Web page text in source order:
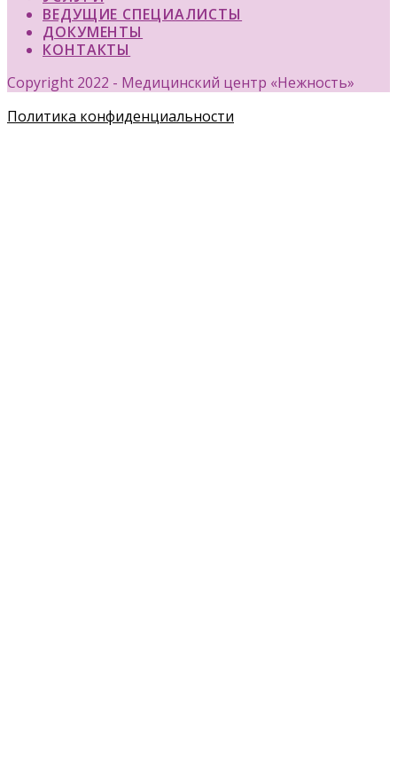
ВЕДУЩИЕ СПЕЦИАЛИСТЫ
ДОКУМЕНТЫ
КОНТАКТЫ
Copyright 2022 - Медицинский центр «Нежность»
Политика конфиденциальности